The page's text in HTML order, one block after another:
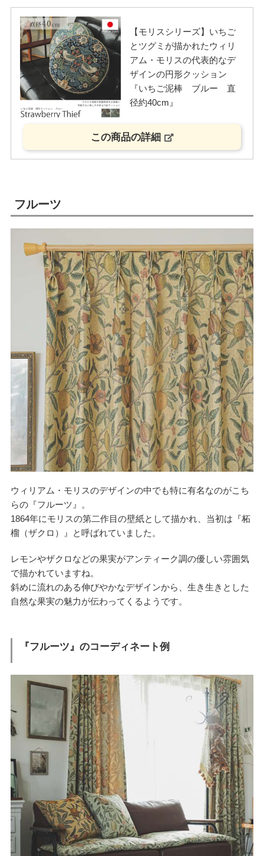
【モリスシリーズ】いちご
とツグミが描かれたウィリ
アム・モリスの代表的なデ
ザインの円形クッション
『いちご泥棒 ブルー 直
径約40cm』
この商品の詳細
フルーツ
ウィリアム・モリスのデザインの中でも特に有名なのがこち
らの『フルーツ』。
1864年にモリスの第二作目の壁紙として描かれ、当初は『柘
榴（ザクロ）』と呼ばれていました。
レモンやザクロなどの果実がアンティーク調の優しい雰囲気
で描かれていますね。
斜めに流れのある伸びやかなデザインから、生き生きとした
自然な果実の魅力が伝わってくるようです。
『フルーツ』のコーディネート例